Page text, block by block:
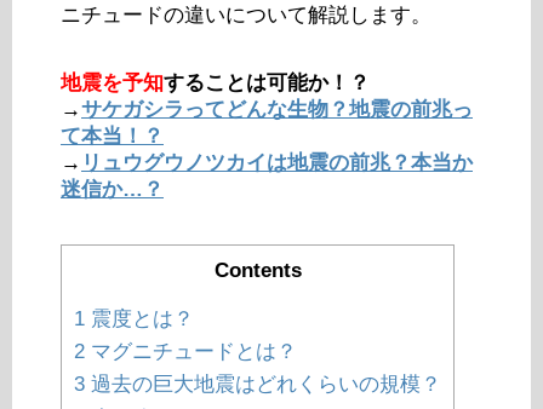
ニチュードの違いについて解説します。
地震を予知することは可能か！？
→サケガシラってどんな生物？地震の前兆っ
て本当！？
→ リュウグウノツカイは地震の前兆？本当か
迷信か…？
Contents
1 震度とは？
2 マグニチュードとは？
3 過去の巨大地震はどれくらいの規模？